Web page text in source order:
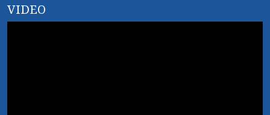
VIDEO